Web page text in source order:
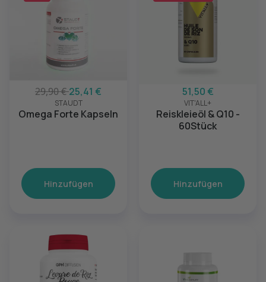
29,90 €25,41 €
STAUDT
Omega Forte Kapseln
Hinzufügen
51,50 €
VIT'ALL+
Reiskleieöl & Q10 -
60Stück
Hinzufügen